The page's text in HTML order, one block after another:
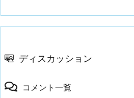
ディスカッション
コメント一覧